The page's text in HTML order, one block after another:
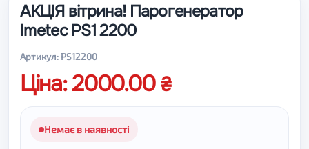
АКЦІЯ вітрина! Парогенератор
Imetec PS1 2200
Артикул: PS12200
Ціна: 2000.00
Немає в наявності